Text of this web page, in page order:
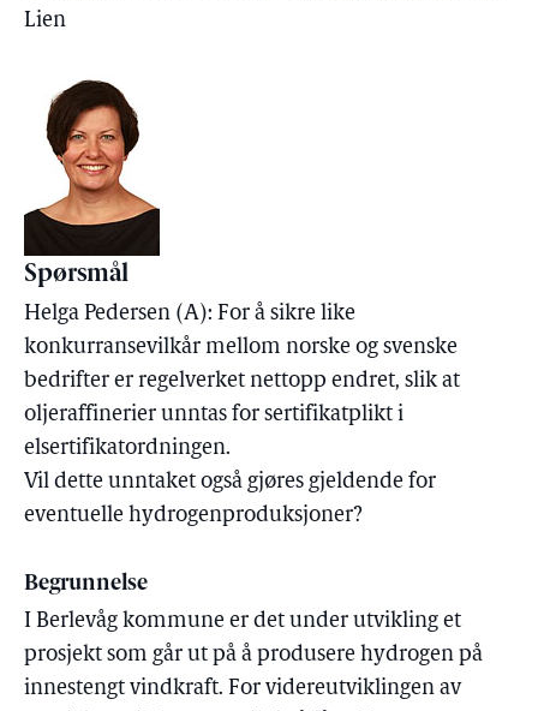
Lien
Spørsmål
Helga Pedersen (A): For å sikre like
konkurransevilkår mellom norske og svenske
bedrifter er regelverket nettopp endret, slik at
oljeraffinerier unntas for sertifikatplikt i
elsertifikatordningen.
Vil dette unntaket også gjøres gjeldende for
eventuelle hydrogenproduksjoner?
Begrunnelse
I Berlevåg kommune er det under utvikling et
prosjekt som går ut på å produsere hydrogen på
innestengt vindkraft. For videreutviklingen av